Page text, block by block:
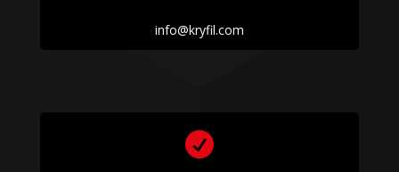
info@kryfil.com
